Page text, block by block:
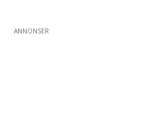
ANNONSER